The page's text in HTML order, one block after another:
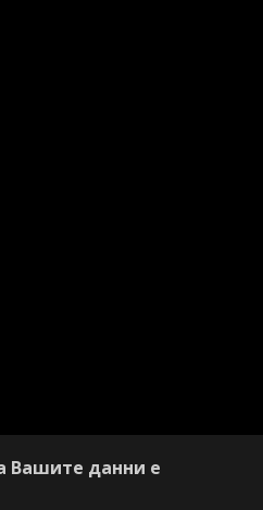
Вашите данни е